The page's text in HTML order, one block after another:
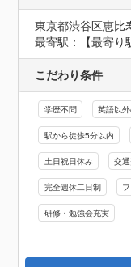
東京都渋谷区恵比
最寄駅：【最寄り
こだわり条件
学歴不問 英語以
駅から徒歩5分以内
土日祝日休み 交
完全週休二日制
研修・勉強会充実